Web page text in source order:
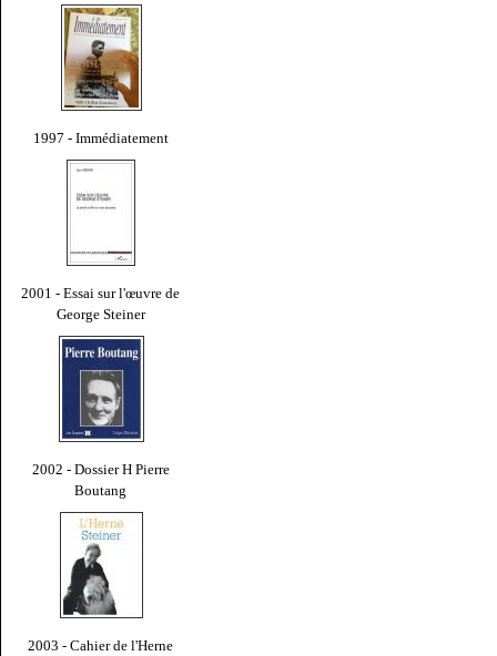
1997 - Immédiatement
2001 - Essai sur l'œuvre de
George Steiner
2002 - Dossier H Pierre
Boutang
2003 - Cahier de l'Herne